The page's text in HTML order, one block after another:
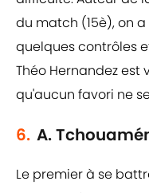
du match (15è), on
quelques contrôles
Théo Hernandez est
qu'aucun favori ne
6. A.
Le premier à se